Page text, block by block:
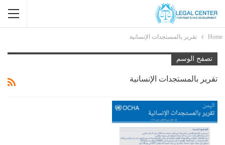
Home تقرير بالمستجدات الإنسانية
تصفح الوسم
تقرير بالمستجدات الإنسانية